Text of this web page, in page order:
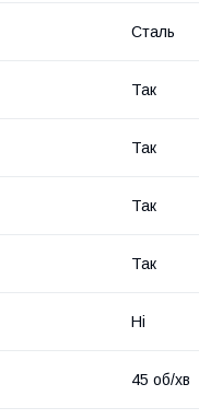
Сталь
Так
Так
Так
Так
Ні
45 об/хв